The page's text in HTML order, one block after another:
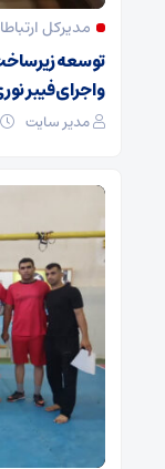
مدیرکل
و اجرای فیبر
مدیر سایت